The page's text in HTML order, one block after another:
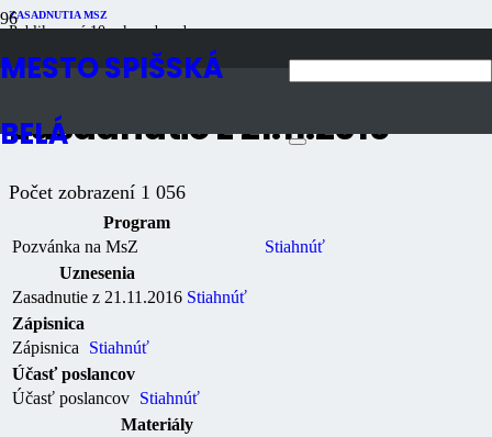
MESTO SPIŠSKÁ
BELÁ
ZASADNUTIA MSZ
Publikované10 rokov dozadu
Zasadnutie z 21.11.2016
Počet zobrazení 1 056
Program
Pozvánka na MsZ
Stiahnúť
Uznesenia
Zasadnutie z 21.11.2016 Stiahnúť
Zápisnica
Zápisnica
Stiahnúť
Účasť poslancov
Účasť poslancov Stiahnúť
Materiály